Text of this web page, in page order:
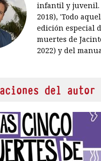
infantil y juvenil.
2018), 'Todo
edición especial
muertes de
2022) y del
del autor